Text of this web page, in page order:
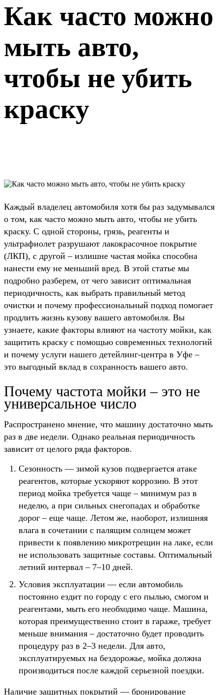
Как часто можно
мыть авто,
чтобы не убить
краску
Каждый владелец автомобиля хотя бы раз задумывался
о том, как часто можно мыть авто, чтобы не убить
краску. С одной стороны, грязь, реагенты и
ультрафиолет разрушают лакокрасочное покрытие
(ЛКП), с другой – излишне частая мойка способна
нанести ему не меньший вред. В этой статье мы
подробно разберем, от чего зависит оптимальная
периодичность, как выбрать правильный метод
очистки и почему профессиональный подход помогает
продлить жизнь кузову вашего автомобиля. Вы
узнаете, какие факторы влияют на частоту мойки, как
защитить краску с помощью современных технологий
и почему услуги нашего детейлинг-центра в Уфе –
это выгодный вклад в сохранность вашего авто.
Почему частота мойки – это не
универсальное число
Распространено мнение, что машину достаточно мыть
раз в две недели. Однако реальная периодичность
зависит от целого ряда факторов.
Сезонность — зимой кузов подвергается атаке
реагентов, которые ускоряют коррозию. В этот
период мойка требуется чаще – минимум раз в
неделю, а при сильных снегопадах и обработке
дорог – еще чаще. Летом же, наоборот, излишняя
влага в сочетании с палящим солнцем может
привести к появлению микротрещин на лаке, если
не использовать защитные составы. Оптимальный
летний интервал – 7–10 дней.
Условия эксплуатации — если автомобиль
постоянно ездит по городу с его пылью, смогом и
реагентами, мыть его необходимо чаще. Машина,
которая преимущественно стоит в гараже, требует
меньше внимания – достаточно будет проводить
процедуру раз в 2–3 недели. Для авто,
эксплуатируемых на бездорожье, мойка должна
производиться после каждой серьезной поездки.
Наличие защитных покрытий — бронирование